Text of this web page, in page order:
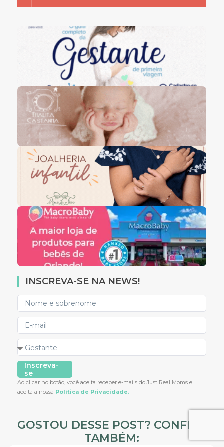
INSCREVA-SE NA NEWS!
Inscreva-
se
Ao clicar no botão, você aceita receber e-mails do Just Real Moms e
aceita a nossa Política de Privacidade.
GOSTOU DESSE POST? CONFIRA
TAMBÉM: